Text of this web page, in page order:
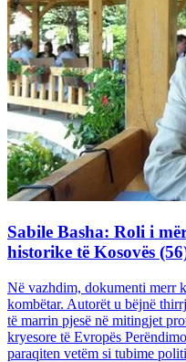
Sabile Basha: Roli i
historike të Kosovës
Në vazhdim, dokumenti merr
kombëtar. Autorët u bëjnë
të marrin pjesë në mitingjet
kryesore të Evropës
paraqiten vetëm si tubime